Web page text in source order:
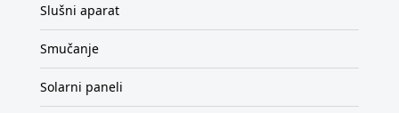
Slušni aparat
Smučanje
Solarni paneli